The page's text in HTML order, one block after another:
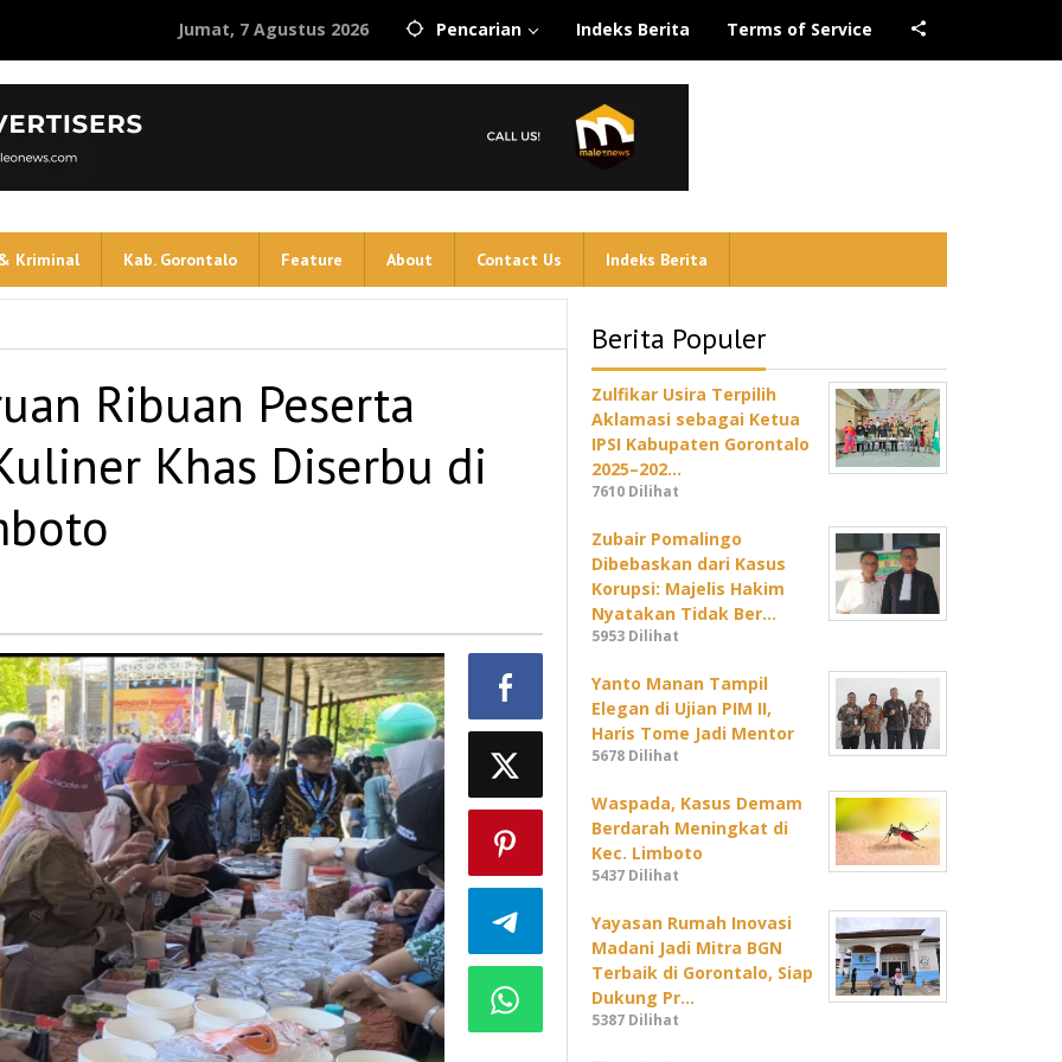
Jumat, 7 Agustus 2026 Pencarian Indeks Berita Terms of Service
Kriminal Kab. Gorontalo Feature About Contact Us Indeks Berita
Ribuan Peserta
Khas Diserbu di
Berita Populer
Zulfikar Usira Terpilih
Aklamasi sebagai Ketua
IPSI Kabupaten Gorontalo
2025–202…
7610 Dilihat
Zubair Pomalingo
Dibebaskan dari Kasus
Korupsi: Majelis Hakim
Nyatakan Tidak Ber…
5953 Dilihat
Yanto Manan Tampil
Elegan di Ujian PIM II,
Haris Tome Jadi Mentor
5678 Dilihat
Waspada, Kasus Demam
Berdarah Meningkat di
Kec. Limboto
5437 Dilihat
Yayasan Rumah Inovasi
Madani Jadi Mitra BGN
Terbaik di Gorontalo, Siap
Dukung Pr…
5387 Dilihat